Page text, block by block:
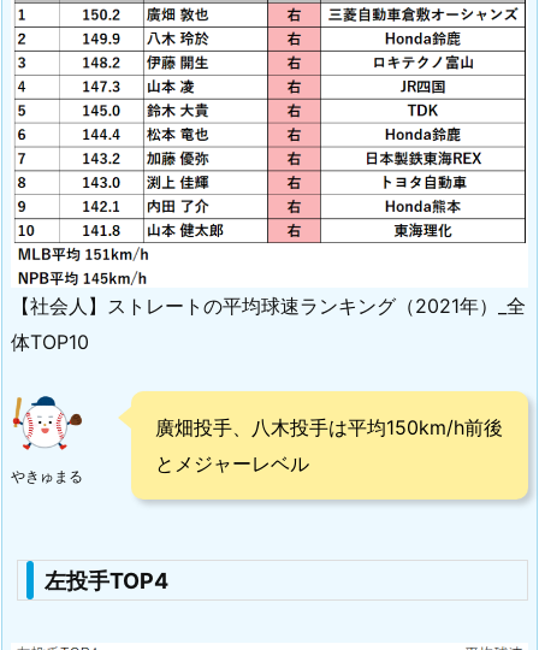
【社会人】ストレートの平均球速ランキング（2021年）_全
体TOP10
やきゅまる
廣畑投手、八木投手は平均150km/h前後
とメジャーレベル
左投手TOP4